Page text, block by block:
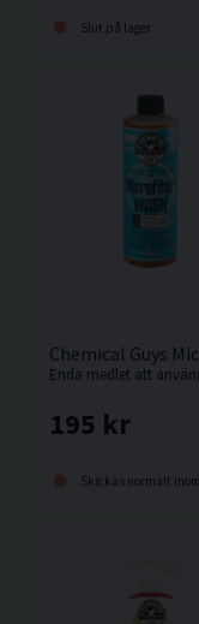
Slut på lager
Chemical Guys
195 kr
Skickas normalt inom